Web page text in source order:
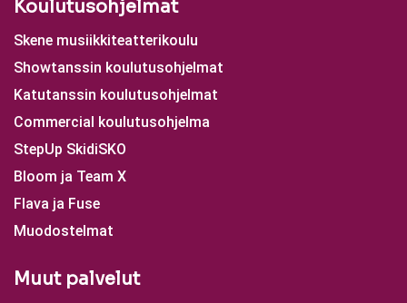
Koulutusohjelmat
Skene musiikkiteatterikoulu
Showtanssin koulutusohjelmat
Katutanssin koulutusohjelmat
Commercial koulutusohjelma
StepUp SkidiSKO
Bloom ja Team X
Flava ja Fuse
Muodostelmat
Muut palvelut